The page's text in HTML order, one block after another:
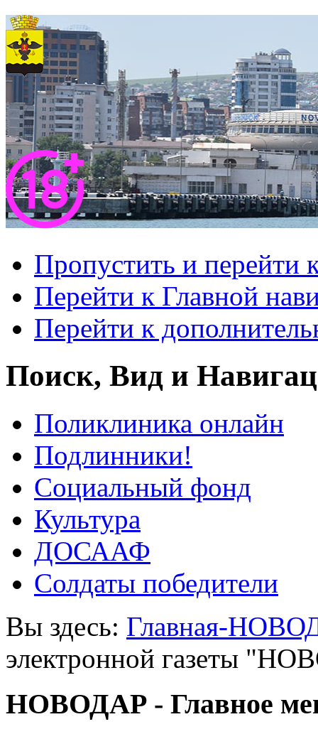
Пропустить и перейти
Перейти к Главной
Перейти к
Поиск, Вид и
Поликлиника онлайн
Подлинники!
Социальный фонд
Культура
ДОСААФ
Солдаты победители
Вы здесь: Главная-
электронной газеты
НОВОДАР - Главное